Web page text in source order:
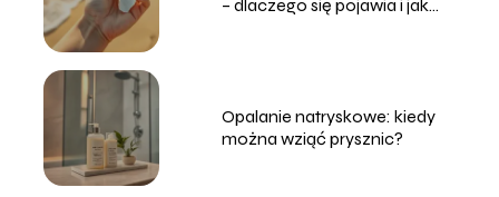
– dlaczego się pojawia i jak
Opalanie natryskowe: kiedy
można wziąć prysznic?